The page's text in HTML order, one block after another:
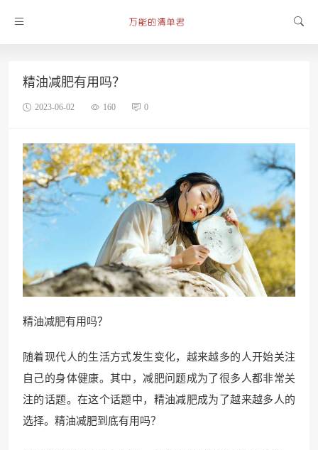
精油减肥有用吗？
2023-06-02 160 0
精油减肥有用吗？
随着现代人的生活方式发生变化，越来越多的人开始关注
自己的身体健康。其中，减肥问题成为了很多人都非常关
注的话题。在这个话题中，精油减肥成为了越来越多人的
选择。精油减肥到底有用吗？